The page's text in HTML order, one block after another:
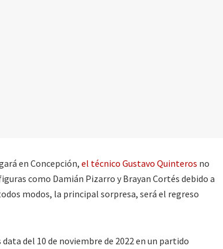
en Concepción, el técnico Gustavo Quinteros no
como Damián Pizarro y Brayan Cortés debido a
modos, la principal sorpresa, será el regreso
del 10 de noviembre de 2022 en un partido